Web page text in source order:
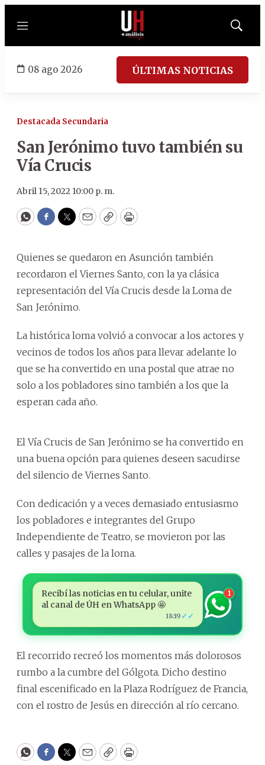
Menú
Mostrar
08 ago 2026 ÚLTIMAS NOTICIAS
Destacada Secundaria
San Jerónimo tuvo también su
Vía Crucis
Abril 15, 2022 10:00 p. m.
WhatsApp
Facebook
Twitter
EmailCopyPrint
Quienes se quedaron en Asunción también
recordaron el Viernes Santo, con la ya clásica
representación del Vía Crucis desde la Loma de
San Jerónimo.
La histórica loma volvió a convocar a los actores y
vecinos de todos los años para llevar adelante lo
que se ha convertido en una postal que atrae no
solo a los pobladores sino también a los que la
esperan cada año.
El Vía Crucis de San Jerónimo se ha convertido en
una buena opción para quienes deseen sacudirse
del silencio de Viernes Santo.
Con dedicación y a veces demasiado entusiasmo
los pobladores e integrantes del Grupo
Independiente de Teatro, se movieron por las
calles y pasajes de la loma.
Recibí las noticias en tu celular, unite
al canal de ÚH en WhatsApp 🤩
18:19 ✓✓
1
El recorrido recreó los momentos más dolorosos
rumbo a la cumbre del Gólgota. Dicho destino
final escenificado en la Plaza Rodríguez de Francia,
con el rostro de Jesús en dirección al río cercano.
WhatsApp
Facebook
Twitter
EmailCopyPrint